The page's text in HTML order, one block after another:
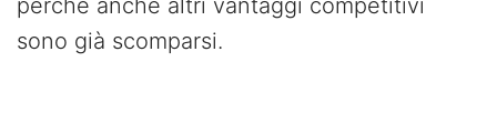
perché anche altri vantaggi competitivi
sono già scomparsi.